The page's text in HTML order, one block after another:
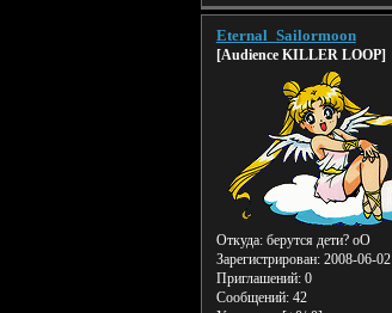
Eternal_Sailormoon
[Audience KILLER LOOP]
Откуда:берутся дети? оО
Зарегистрирован: 2008-06-02
Приглашений:0
Сообщений:42